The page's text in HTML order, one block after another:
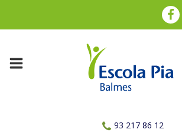
93 217 86 12